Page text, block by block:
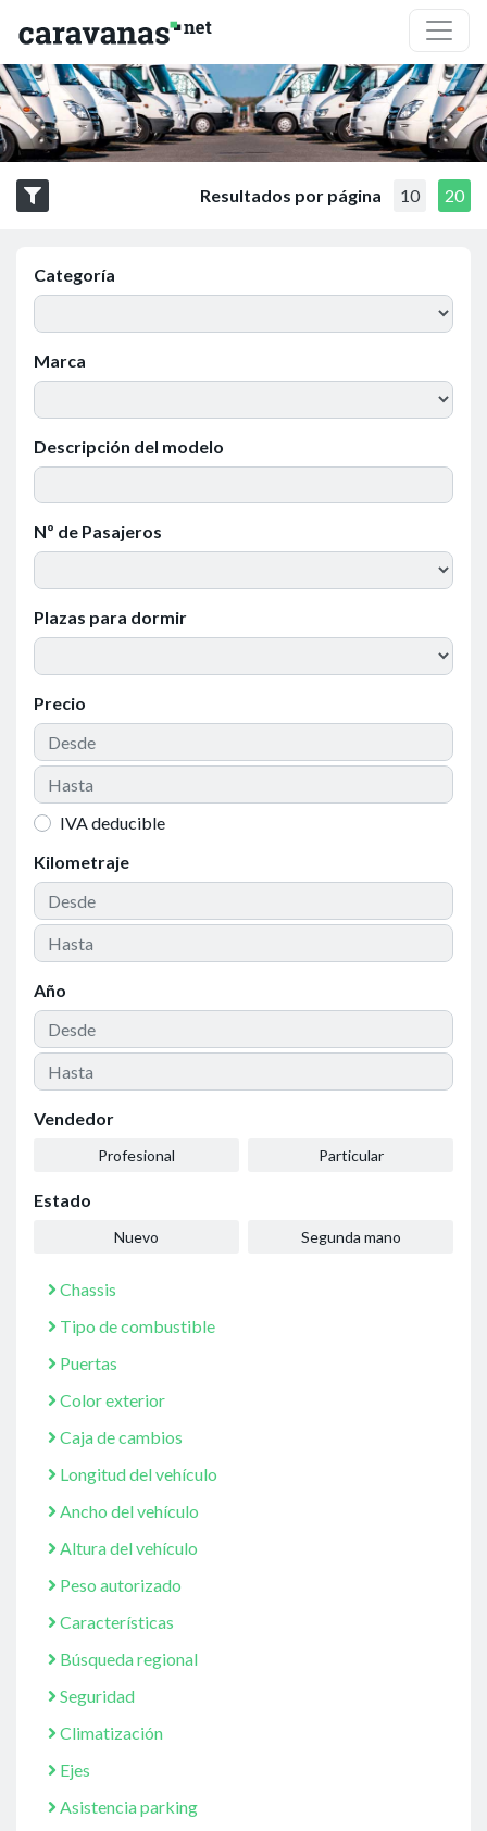
Resultados por página 10 20
Categoría
Marca
Descripción del modelo
Nº de Pasajeros
Plazas para dormir
Precio
IVA deducible
Kilometraje
Año
Vendedor
Profesional Particular
Estado
Nuevo Segunda mano
Chassis
Tipo de combustible
Puertas
Color exterior
Caja de cambios
Longitud del vehículo
Ancho del vehículo
Altura del vehículo
Peso autorizado
Características
Búsqueda regional
Seguridad
Climatización
Ejes
Asistencia parking